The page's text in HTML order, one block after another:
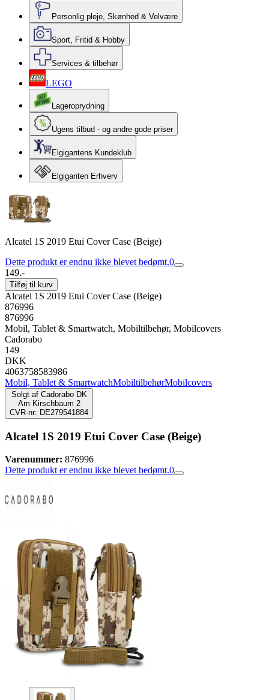
Personlig pleje, Skønhed & Velvære
Sport, Fritid & Hobby
Services & tilbehør
LEGO
Lageroprydning
Ugens tilbud - og andre gode priser
Elgigantens Kundeklub
Elgiganten Erhverv
Alcatel 1S 2019 Etui Cover Case (Beige)
Dette produkt er endnu ikke blevet bedømt.0
149.-
Tilføj til kurv
Alcatel 1S 2019 Etui Cover Case (Beige)
876996
876996
Mobil, Tablet & Smartwatch, Mobiltilbehør, Mobilcovers
Cadorabo
149
DKK
4063758583986
Mobil, Tablet & SmartwatchMobiltilbehørMobilcovers
Solgt af Cadorabo DK
Am Kirschbaum 2
CVR-nr: DE279541884
Alcatel 1S 2019 Etui Cover Case (Beige)
Varenummer: 876996
Dette produkt er endnu ikke blevet bedømt.0